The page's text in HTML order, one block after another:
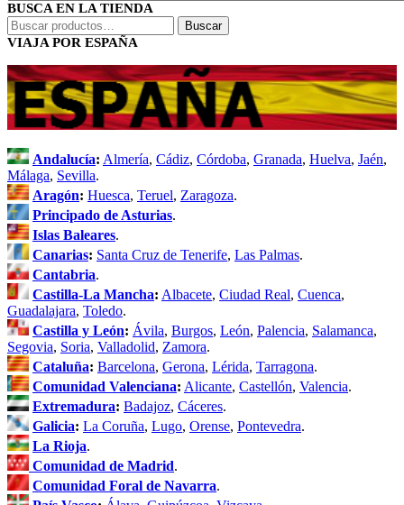
BUSCA EN LA TIENDA
Buscar
por:
Buscar
VIAJA POR ESPAÑA
Andalucía: Almería, Cádiz, Córdoba, Granada, Huelva, Jaén,
Málaga, Sevilla.
Aragón: Huesca, Teruel, Zaragoza.
Principado de Asturias.
Islas Baleares.
Canarias: Santa Cruz de Tenerife, Las Palmas.
Cantabria.
Castilla-La Mancha: Albacete, Ciudad Real, Cuenca,
Guadalajara, Toledo.
Castilla y León: Ávila, Burgos, León, Palencia, Salamanca,
Segovia, Soria, Valladolid, Zamora.
Cataluña: Barcelona, Gerona, Lérida, Tarragona.
Comunidad Valenciana: Alicante, Castellón, Valencia.
Extremadura: Badajoz, Cáceres.
Galicia: La Coruña, Lugo, Orense, Pontevedra.
La Rioja.
Comunidad de Madrid.
Comunidad Foral de Navarra.